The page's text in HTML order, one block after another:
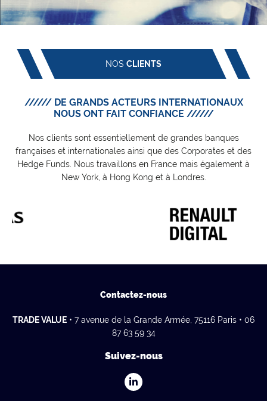
NOS CLIENTS
////// DE GRANDS ACTEURS INTERNATIONAUX
NOUS ONT FAIT CONFIANCE //////
Nos clients sont essentiellement de grandes banques
françaises et internationales ainsi que des Corporates et des
Hedge Funds. Nous travaillons en France mais également à
New York, à Hong Kong et à Londres.
Contactez-nous
TRADE VALUE • 7 avenue de la Grande Armée, 75116 Paris • 06
87 63 59 34
Suivez-nous